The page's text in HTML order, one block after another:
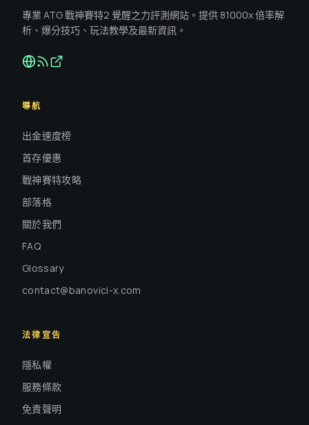
專業 ATG 戰神賽特2 覺醒之力評測網站。提供 81000x 倍率解
析、爆分技巧、玩法教學及最新資訊。
導航
出金速度榜
首存優惠
戰神賽特攻略
部落格
關於我們
FAQ
Glossary
contact@banovici-x.com
法律宣告
隱私權
服務條款
免責聲明